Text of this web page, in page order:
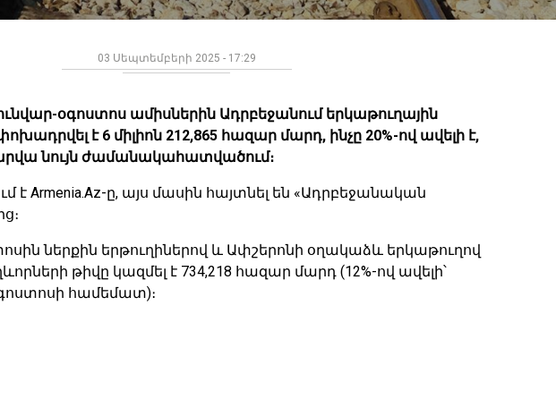
03 Սեպտեմբերի 2025 - 17:29
օգոստոս ամիսներին Ադրբեջանում երկաթուղային
է 6 միլիոն 212,865 հազար մարդ, ինչը 20%-ով ավելի է,
նույն ժամանակահատվածում։
է Armenia.Az-ը, այս մասին հայտնել են «Ադրբեջանական
ներքին երթուղիներով և Ափշերոնի օղակաձև երկաթուղով
թիվը կազմել է 734,218 հազար մարդ (12%-ով ավելի՝
համեմատ)։